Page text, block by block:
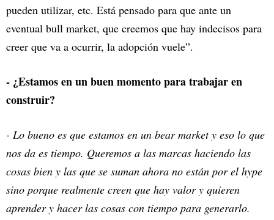
pueden utilizar, etc. Está pensado para que ante un
eventual bull market, que creemos que hay indecisos para
creer que va a ocurrir, la adopción vuele”.
- ¿Estamos en un buen momento para trabajar en
construir?
- Lo bueno es que estamos en un bear market y eso lo que
nos da es tiempo. Queremos a las marcas haciendo las
cosas bien y las que se suman ahora no están por el hype
sino porque realmente creen que hay valor y quieren
aprender y hacer las cosas con tiempo para generarlo.